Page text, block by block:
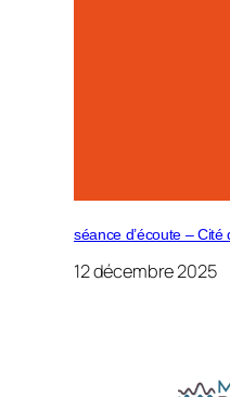
séance d’écoute –
12 décembre 2025